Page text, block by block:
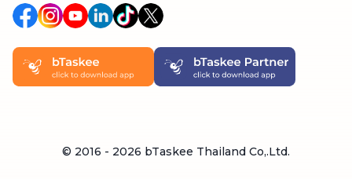
© 2016 - 2026 bTaskee Thailand Co,.Ltd.